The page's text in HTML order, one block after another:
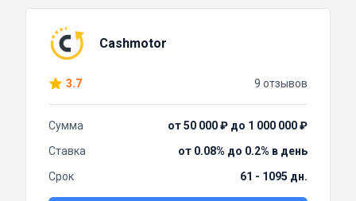
Cashmotor
3.7 9 отзывов
Сумма
от 50 000 ₽ до 1 000 000 ₽
Ставка
от 0.08% до 0.2% в день
Срок
61 - 1095 дн.